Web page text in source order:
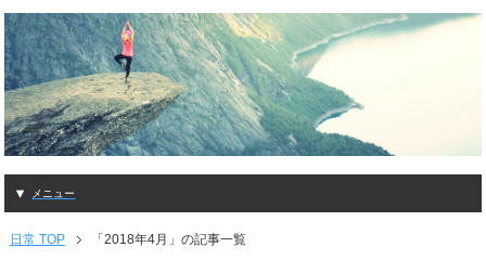
メニュー
日常 TOP 「2018年4月」の記事一覧